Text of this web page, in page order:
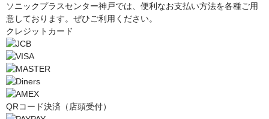
ソニックプラスセンター神戸では、便利なお支払い方法を各種ご用
意しております。ぜひご利用ください。
クレジットカード
QRコード決済（店頭受付）